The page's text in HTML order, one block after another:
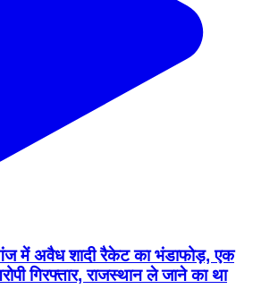
में अवैध शादी रैकेट का भंडाफोड़, एक
गिरफ्तार, राजस्थान ले जाने का था